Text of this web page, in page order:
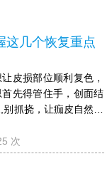
这几个恢复重点
皮损部位顺利复色，
先得管住手，创面结
抓挠，让痂皮自然掉
长袖，新生的皮肤暴
西上，适当多吃点黑
素的食物，少吃柠檬,
次